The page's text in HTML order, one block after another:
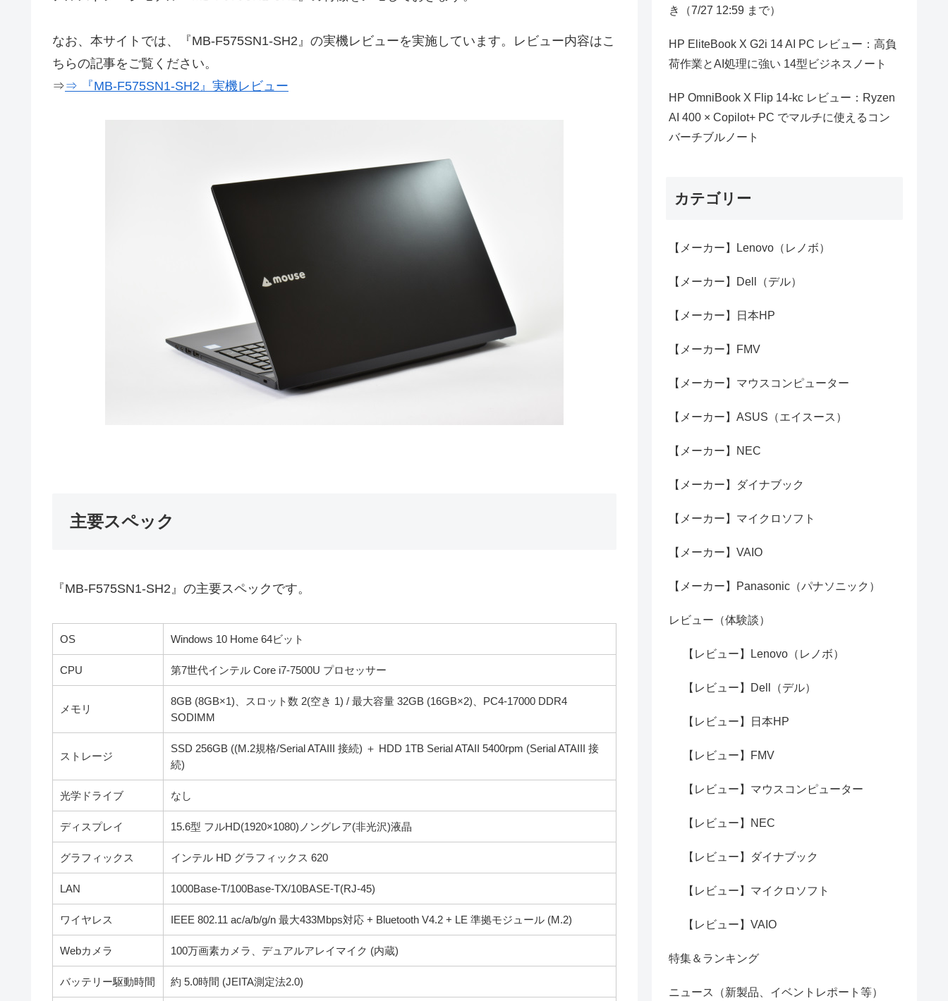
なお、本サイトでは、『MB-F575SN1-SH2』の実機レビューを実施しています。レビュー内容はこ
ちらの記事をご覧ください。
⇒⇒ 『MB-F575SN1-SH2』実機レビュー
主要スペック
『MB-F575SN1-SH2』の主要スペックです。
OS Windows 10 Home 64ビット
CPU 第7世代インテル Core i7-7500U プロセッサー
メモリ
8GB (8GB×1)、スロット数 2(空き 1) / 最大容量 32GB (16GB×2)、PC4-17000 DDR4
SODIMM
ストレージ
SSD 256GB ((M.2規格/Serial ATAIII 接続) ＋ HDD 1TB Serial ATAII 5400rpm (Serial ATAIII 接
続)
光学ドライブ なし
ディスプレイ 15.6型 フルHD(1920×1080)ノングレア(非光沢)液晶
グラフィックス インテル HD グラフィックス 620
LAN 1000Base-T/100Base-TX/10BASE-T(RJ-45)
ワイヤレス IEEE 802.11 ac/a/b/g/n 最大433Mbps対応 + Bluetooth V4.2 + LE 準拠モジュール (M.2)
Webカメラ 100万画素カメラ、デュアルアレイマイク (内蔵)
バッテリー駆動時間 約 5.0時間 (JEITA測定法2.0)
き（7/27 12:59 まで）
HP EliteBook X G2i 14 AI PC レビュー：高負
荷作業とAI処理に強い 14型ビジネスノート
HP OmniBook X Flip 14-kc レビュー：Ryzen
AI 400 × Copilot+ PC でマルチに使えるコン
バーチブルノート
カテゴリー
【メーカー】Lenovo（レノボ）
【メーカー】Dell（デル）
【メーカー】日本HP
【メーカー】FMV
【メーカー】マウスコンピューター
【メーカー】ASUS（エイスース）
【メーカー】NEC
【メーカー】ダイナブック
【メーカー】マイクロソフト
【メーカー】VAIO
【メーカー】Panasonic（パナソニック）
レビュー（体験談）
【レビュー】Lenovo（レノボ）
【レビュー】Dell（デル）
【レビュー】日本HP
【レビュー】FMV
【レビュー】マウスコンピューター
【レビュー】NEC
【レビュー】ダイナブック
【レビュー】マイクロソフト
【レビュー】VAIO
特集＆ランキング
ニュース（新製品、イベントレポート等）